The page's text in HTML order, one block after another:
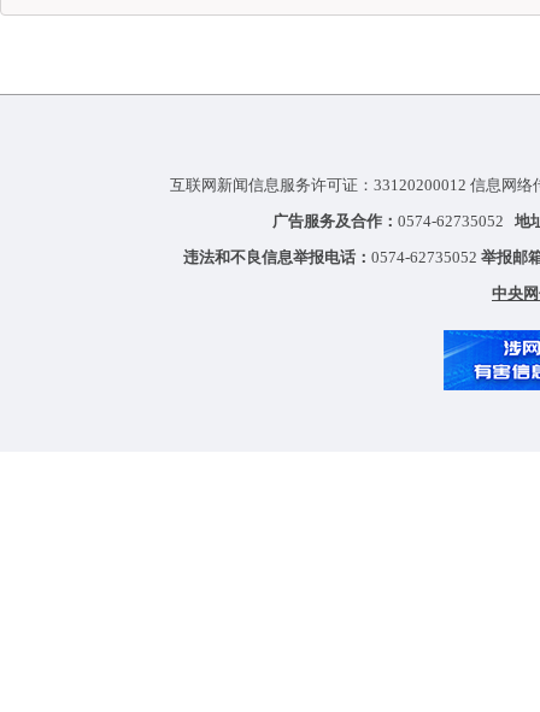
互联网新闻信息服务许可证：33120200012 信息网
广告服务及合作： 0574-62735052 地
违法和不良信息举报电话： 0574-62735052 举报邮
中央